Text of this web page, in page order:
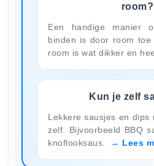
room?
Een handige manier
binden is door room toe
room is wat dikker en hee
Kun je zelf
Lekkere sausjes en dips
zelf. Bijvoorbeeld BBQ
knoflooksaus.
Lees